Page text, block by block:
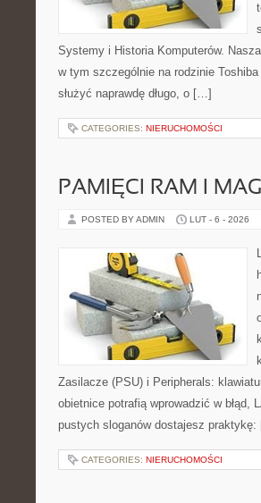
Systemy i Historia Komputerów.
w tym szczególnie na rodzinie
służyć naprawdę długo, o […]
CATEGORIES: NIERUCHOMOŚCI
PAMIĘCI RAM I
POSTED BY ADMIN LUT - 6 - 2026
Zasilacze (PSU) i Peripherals:
obietnice potrafią wprowadzić w
pustych sloganów dostajesz
CATEGORIES: NIERUCHOMOŚCI